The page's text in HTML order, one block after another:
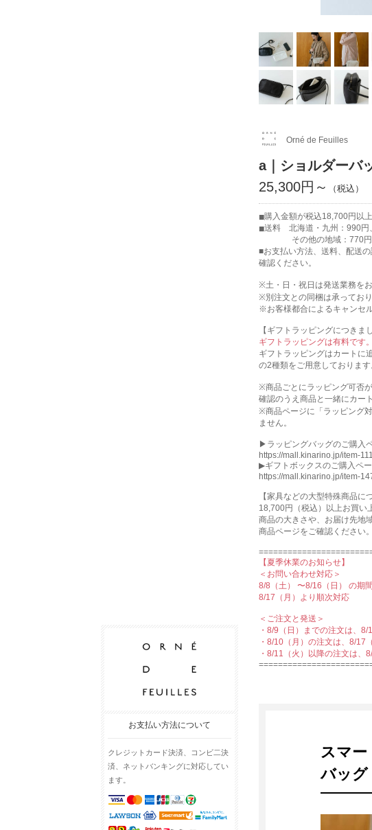
お支払い方法について
クレジットカード決済、コンビ二決
済、ネットバンキングに対応してい
ます。
Orné de Feuilles
a｜ショルダーバ
25,300円～
購入金額が税込18,700円以
送料 北海道・九州：990円
その他の地域：770円
■お支払い方法、送料、配送
確認ください。
※土・日・祝日は発送業務をお
※別注文との同梱は承っており
※お客様都合によるキャンセ
【ギフトラッピングにつきま
ギフトラッピングは有料です
ギフトラッピングはカートに
の2種類をご用意しております
※商品ごとにラッピング可否
確認のうえ商品と一緒にカー
※商品ページに「ラッピング
ません。
▶︎ラッピングバッグのご購入
https://mall.kinarino.jp/item-
▶︎ギフトボックスのご購入ペ
https://mall.kinarino.jp/item-
【家具などの⼤型特殊商品に
18,700円（税込）以上お買い
商品の⼤きさや、お届け先地
商品ページをご確認ください。
【夏季休業のお知らせ】
＜お問い合わせ対応＞
8/8（土） 〜8/16（日） の期
8/17（月）より順次対応
＜ご注文と発送＞
・8/9（日）までの注文は、8/
・8/10（月）の注文は、8/17
・8/11（火）以降の注文は、
スマー
バッグ